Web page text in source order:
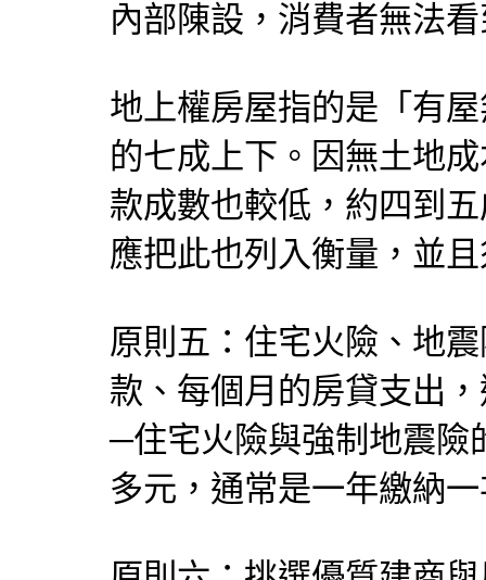
內部陳設，消費者無法
地上權房屋指的是「有
的七成上下。因無土地
款成數也較低，約四到
應把此也列入衡量，並
原則五：住宅火險、地
款、每個月的房貸支出
─住宅火險與強制地震險
多元，通常是一年繳納